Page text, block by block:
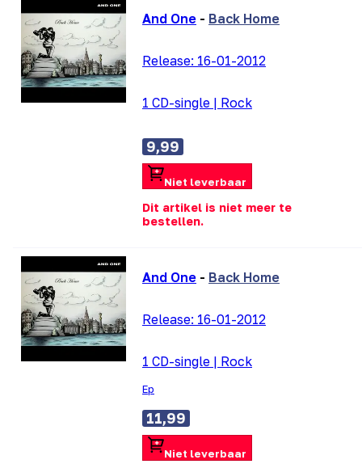
And One - Back Home
Release: 16-01-2012
1 CD-single | Rock
9,99
Niet leverbaar
Dit artikel is niet meer te
bestellen.
And One - Back Home
Release: 16-01-2012
1 CD-single | Rock
Ep
11,99
Niet leverbaar